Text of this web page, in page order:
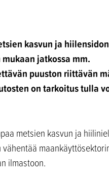
kasvun ja
jatkossa mm.
puuston riittävän
on tarkoitus tulla
metsien kasvun ja
ilmastoon.